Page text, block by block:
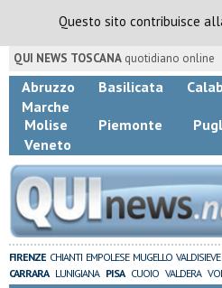
Questo sito contribuisce
QUI NEWS TOSCANA quotidiano online
Abruzzo Basilicata
Marche
Molise
Piemonte
Veneto
FIRENZE CHIANTI EMPOLESE MUGELLO VALDISIEVE
CARRARA LUNIGIANA PISA CUOIO VALDERA